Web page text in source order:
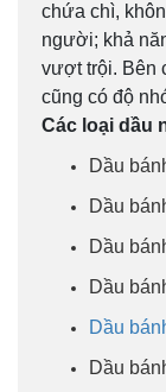
chứa chì,
người; khả
vượt trội. Bên
cũng có độ
Các loại dầu
Dầu
Dầu
Dầu
Dầu
Dầu
Dầu